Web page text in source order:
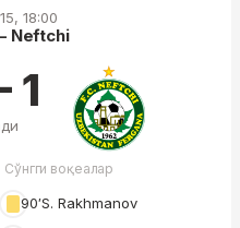
18:00
Neftchi
1
Сўнгги воқеалар
90′S. Rakhmanov